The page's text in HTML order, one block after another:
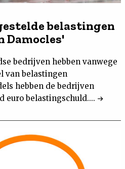
belastingen
Damocles'
bedrijven hebben vanwege
van belastingen
hebben de bedrijven
euro belastingschuld....